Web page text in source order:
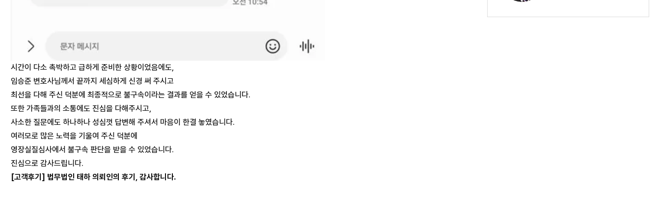
시간이 다소 촉박하고 급하게 준비한 상황이었음에도,
임승준 변호사님께서 끝까지 세심하게 신경 써 주시고
최선을 다해 주신 덕분에 최종적으로 불구속이라는 결과를 얻을 수 있었습니다.
또한 가족들과의 소통에도 진심을 다해주시고,
사소한 질문에도 하나하나 성심껏 답변해 주셔서 마음이 한결 놓였습니다.
여러모로 많은 노력을 기울여 주신 덕분에
영장실질심사에서 불구속 판단을 받을 수 있었습니다.
진심으로 감사드립니다.
[고객후기] 법무법인 태하 의뢰인의 후기, 감사합니다.